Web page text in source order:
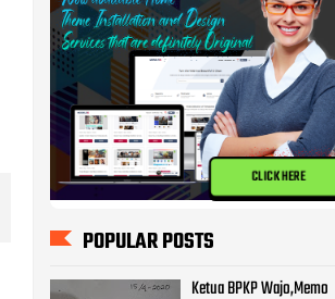
CLICK HERE
POPULAR POSTS
Ketua BPKP Wajo,Memo
Walsus Bupati Di Duga
Mencederai Pemerintahan
Pammase.
BPKP Harap KPK Turun
Milyaran di Kabupatan Wajo